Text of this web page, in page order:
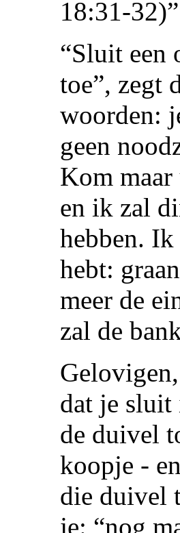
18:31-
“Sluit een
toe”, zegt
woorden:
geen
Kom maar
en ik zal
hebben.
hebt:
meer de
zal de
dat je sluit
de duivel
koopje -
die duivel
je: “nog